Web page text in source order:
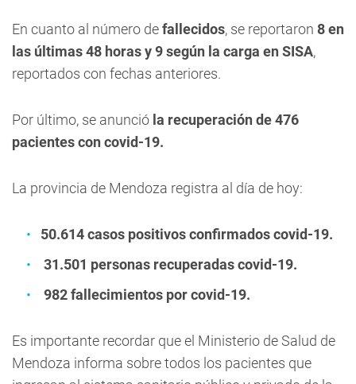
En cuanto al número defallecidos, se reportaron 8 en
las últimas 48 horas y 9 según la carga en SISA,
reportados con fechas anteriores.
Por último, se anunció la recuperación de 476
pacientes con covid-19.
La provincia de Mendoza registra al día de hoy:
50.614 casos positivos confirmados covid-19.
31.501 personas recuperadas covid-19.
982 fallecimientos por covid-19.
Es importante recordar que el Ministerio de Salud de
Mendoza informa sobre todos los pacientes que